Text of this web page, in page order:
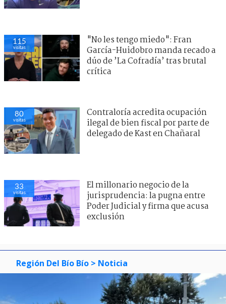
114
visitas
"No les tengo miedo": Fran
García-Huidobro manda recado a
dúo de ’La Cofradía’ tras brutal
crítica
86
visitas
Contraloría acredita ocupación
ilegal de bien fiscal por parte de
delegado de Kast en Chañaral
69
visitas
El millonario negocio de la
jurisprudencia: la pugna entre
Poder Judicial y firma que acusa
exclusión
Región Del Bío Bío > Noticia